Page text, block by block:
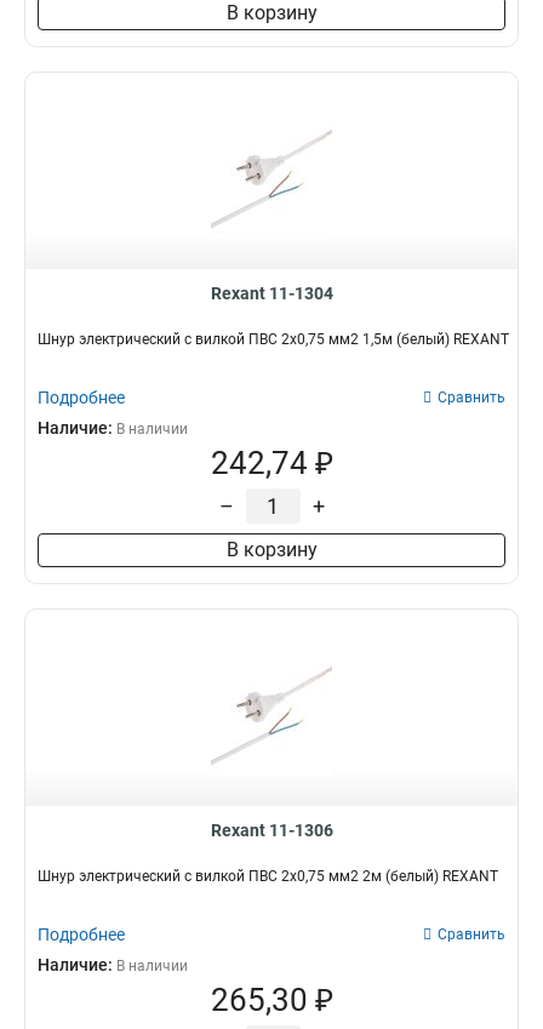
В корзину
Rexant 11-1304
Шнур электрический с вилкой ПВС 2х0,75 мм2 1,5м (белый) REXANT
Подробнее Сравнить
Наличие: В наличии
242,74 ₽
– +
В корзину
Rexant 11-1306
Шнур электрический с вилкой ПВС 2х0,75 мм2 2м (белый) REXANT
Подробнее Сравнить
Наличие: В наличии
265,30 ₽